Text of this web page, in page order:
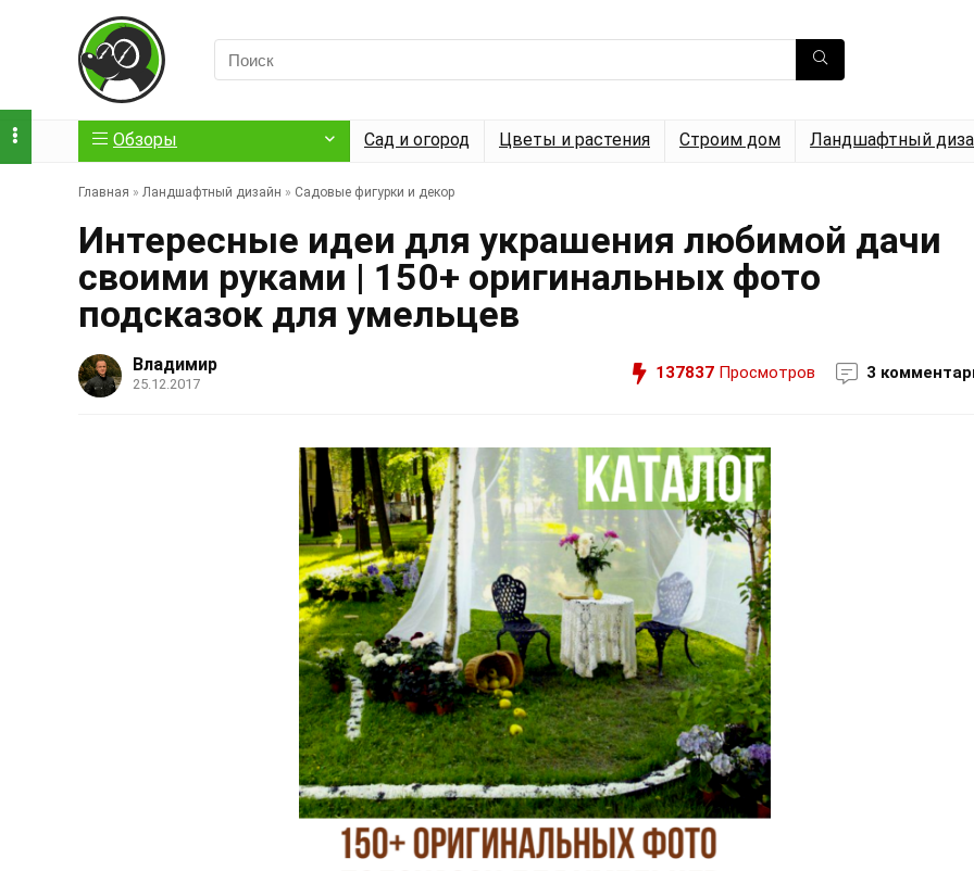
Обзоры Сад и огород Цветы и растения Строим дом Ландшафтный
Главная » Ландшафтный дизайн » Садовые фигурки и декор
Интересные идеи для украшения любимой дачи
своими руками | 150+ оригинальных фото
подсказок для умельцев
Владимир
25.12.2017
137837 Просмотров 3